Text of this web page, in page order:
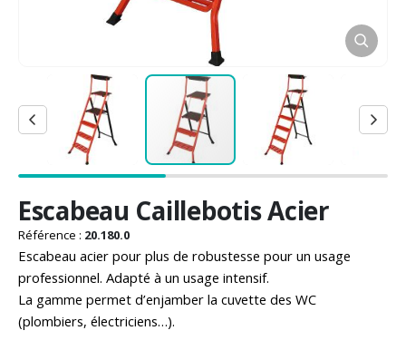
au
début
de
la
Galerie
d’images
Escabeau Caillebotis Acier
Référence : 20.180.0
Escabeau acier pour plus de robustesse pour un usage
professionnel. Adapté à un usage intensif.
La gamme permet d’enjamber la cuvette des WC
(plombiers, électriciens…).